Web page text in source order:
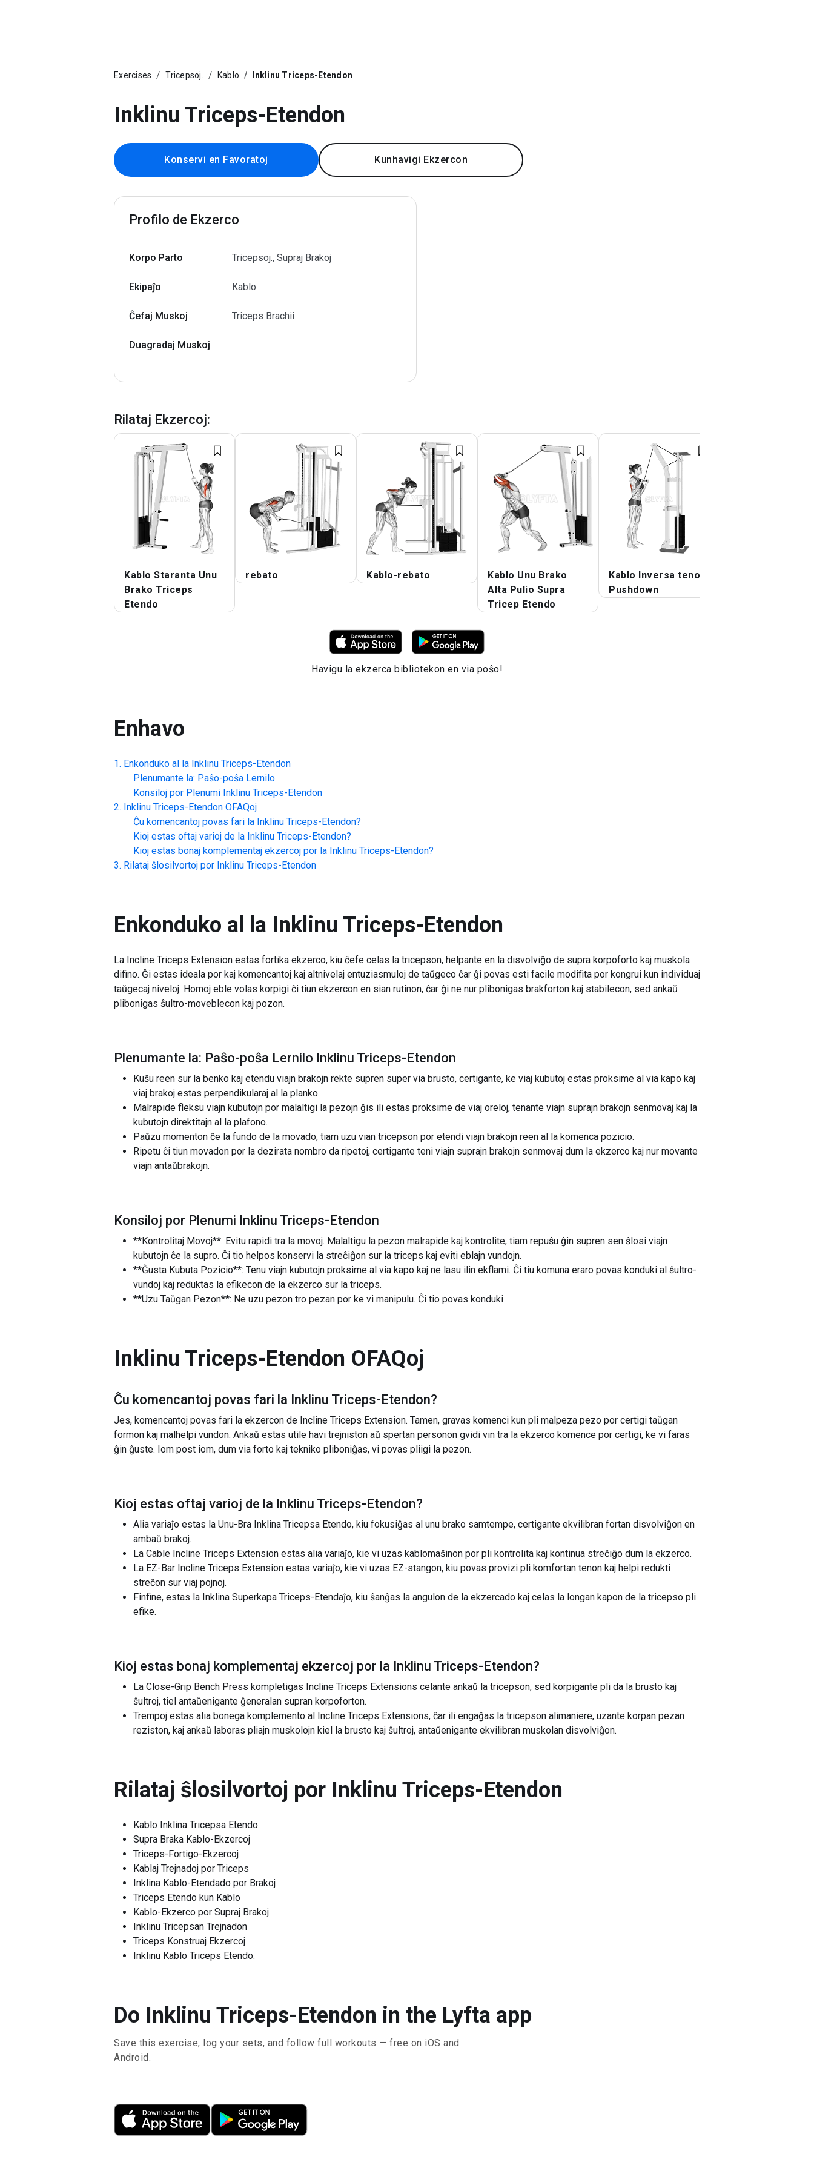
Exercises Tricepsoj. Kablo Inklinu Triceps-Etendon
Inklinu Triceps-Etendon
Konservi en Favoratoj Kunhavigi Ekzercon
Profilo de Ekzerco
Korpo Parto Tricepsoj., Supraj Brakoj
Ekipaĵo Kablo
Ĉefaj Muskoj Triceps Brachii
Duagradaj Muskoj
Rilataj Ekzercoj:
Kablo Staranta Unu
Brako Triceps
Etendo
rebato Kablo-rebato
Kablo Unu Brako
Alta Pulio Supra
Tricep Etendo
Kablo Inversa teno
Pushdown
Havigu la ekzerca bibliotekon en via poŝo!
Enhavo
Enkonduko al la Inklinu Triceps-Etendon
Plenumante la: Paŝo-poŝa Lernilo
Konsiloj por Plenumi Inklinu Triceps-Etendon
Inklinu Triceps-Etendon OFAQoj
Ĉu komencantoj povas fari la Inklinu Triceps-Etendon?
Kioj estas oftaj varioj de la Inklinu Triceps-Etendon?
Kioj estas bonaj komplementaj ekzercoj por la Inklinu Triceps-Etendon?
Rilataj ŝlosilvortoj por Inklinu Triceps-Etendon
Enkonduko al la Inklinu Triceps-Etendon
La Incline Triceps Extension estas fortika ekzerco, kiu ĉefe celas la tricepson, helpante en la disvolviĝo de supra korpoforto kaj muskola
difino. Ĝi estas ideala por kaj komencantoj kaj altnivelaj entuziasmuloj de taŭgeco ĉar ĝi povas esti facile modifita por kongrui kun individuaj
taŭgecaj niveloj. Homoj eble volas korpigi ĉi tiun ekzercon en sian rutinon, ĉar ĝi ne nur plibonigas brakforton kaj stabilecon, sed ankaŭ
plibonigas ŝultro-moveblecon kaj pozon.
Plenumante la: Paŝo-poŝa Lernilo Inklinu Triceps-Etendon
Kuŝu reen sur la benko kaj etendu viajn brakojn rekte supren super via brusto, certigante, ke viaj kubutoj estas proksime al via kapo kaj
viaj brakoj estas perpendikularaj al la planko.
Malrapide fleksu viajn kubutojn por malaltigi la pezojn ĝis ili estas proksime de viaj oreloj, tenante viajn suprajn brakojn senmovaj kaj la
kubutojn direktitajn al la plafono.
Paŭzu momenton ĉe la fundo de la movado, tiam uzu vian tricepson por etendi viajn brakojn reen al la komenca pozicio.
Ripetu ĉi tiun movadon por la dezirata nombro da ripetoj, certigante teni viajn suprajn brakojn senmovaj dum la ekzerco kaj nur movante
viajn antaŭbrakojn.
Konsiloj por Plenumi Inklinu Triceps-Etendon
**Kontrolitaj Movoj**: Evitu rapidi tra la movoj. Malaltigu la pezon malrapide kaj kontrolite, tiam repuŝu ĝin supren sen ŝlosi viajn
kubutojn ĉe la supro. Ĉi tio helpos konservi la streĉiĝon sur la triceps kaj eviti eblajn vundojn.
**Ĝusta Kubuta Pozicio**: Tenu viajn kubutojn proksime al via kapo kaj ne lasu ilin ekflami. Ĉi tiu komuna eraro povas konduki al ŝultro-
vundoj kaj reduktas la efikecon de la ekzerco sur la triceps.
**Uzu Taŭgan Pezon**: Ne uzu pezon tro pezan por ke vi manipulu. Ĉi tio povas konduki
Inklinu Triceps-Etendon OFAQoj
Ĉu komencantoj povas fari la Inklinu Triceps-Etendon?
Jes, komencantoj povas fari la ekzercon de Incline Triceps Extension. Tamen, gravas komenci kun pli malpeza pezo por certigi taŭgan
formon kaj malhelpi vundon. Ankaŭ estas utile havi trejniston aŭ spertan personon gvidi vin tra la ekzerco komence por certigi, ke vi faras
ĝin ĝuste. Iom post iom, dum via forto kaj tekniko pliboniĝas, vi povas pliigi la pezon.
Kioj estas oftaj varioj de la Inklinu Triceps-Etendon?
Alia variaĵo estas la Unu-Bra Inklina Tricepsa Etendo, kiu fokusiĝas al unu brako samtempe, certigante ekvilibran fortan disvolviĝon en
ambaŭ brakoj.
La Cable Incline Triceps Extension estas alia variaĵo, kie vi uzas kablomaŝinon por pli kontrolita kaj kontinua streĉiĝo dum la ekzerco.
La EZ-Bar Incline Triceps Extension estas variaĵo, kie vi uzas EZ-stangon, kiu povas provizi pli komfortan tenon kaj helpi redukti
streĉon sur viaj pojnoj.
Finfine, estas la Inklina Superkapa Triceps-Etendaĵo, kiu ŝanĝas la angulon de la ekzercado kaj celas la longan kapon de la tricepso pli
efike.
Kioj estas bonaj komplementaj ekzercoj por la Inklinu Triceps-Etendon?
La Close-Grip Bench Press kompletigas Incline Triceps Extensions celante ankaŭ la tricepson, sed korpigante pli da la brusto kaj
ŝultroj, tiel antaŭenigante ĝeneralan supran korpoforton.
Trempoj estas alia bonega komplemento al Incline Triceps Extensions, ĉar ili engaĝas la tricepson alimaniere, uzante korpan pezan
reziston, kaj ankaŭ laboras pliajn muskolojn kiel la brusto kaj ŝultroj, antaŭenigante ekvilibran muskolan disvolviĝon.
Rilataj ŝlosilvortoj por Inklinu Triceps-Etendon
Kablo Inklina Tricepsa Etendo
Supra Braka Kablo-Ekzercoj
Triceps-Fortigo-Ekzercoj
Kablaj Trejnadoj por Triceps
Inklina Kablo-Etendado por Brakoj
Triceps Etendo kun Kablo
Kablo-Ekzerco por Supraj Brakoj
Inklinu Tricepsan Trejnadon
Triceps Konstruaj Ekzercoj
Inklinu Kablo Triceps Etendo.
Do Inklinu Triceps-Etendon in the Lyfta app
Save this exercise, log your sets, and follow full workouts — free on iOS and
Android.